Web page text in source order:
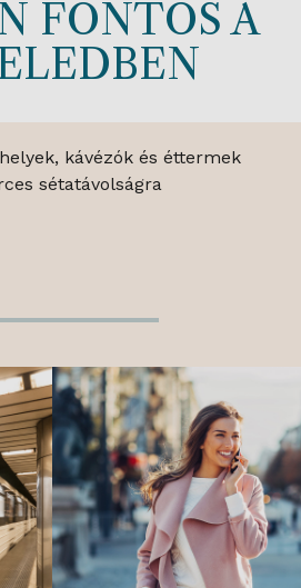
FONTOS A
kávézók és éttermek
sétatávolságra